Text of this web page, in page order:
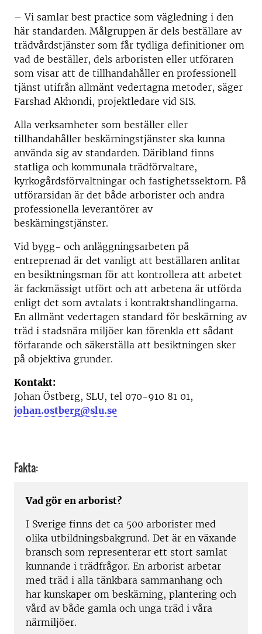
– Vi samlar best practice som vägledning i den
här standarden. Målgruppen är dels beställare av
trädvårdstjänster som får tydliga definitioner om
vad de beställer, dels arboristen eller utföraren
som visar att de tillhandahåller en professionell
tjänst utifrån allmänt vedertagna metoder, säger
Farshad Akhondi, projektledare vid SIS.
Alla verksamheter som beställer eller
tillhandahåller beskärningstjänster ska kunna
använda sig av standarden. Däribland finns
statliga och kommunala trädförvaltare,
kyrkogårdsförvaltningar och fastighetssektorn. På
utförarsidan är det både arborister och andra
professionella leverantörer av
beskärningstjänster.
Vid bygg- och anläggningsarbeten på
entreprenad är det vanligt att beställaren anlitar
en besiktningsman för att kontrollera att arbetet
är fackmässigt utfört och att arbetena är utförda
enligt det som avtalats i kontraktshandlingarna.
En allmänt vedertagen standard för beskärning av
träd i stadsnära miljöer kan förenkla ett sådant
förfarande och säkerställa att besiktningen sker
på objektiva grunder.
Kontakt:
Johan Östberg, SLU, tel 070-910 81 01,
johan.ostberg@slu.se
Fakta:
Vad gör en arborist?
I Sverige finns det ca 500 arborister med
olika utbildningsbakgrund. Det är en växande
bransch som representerar ett stort samlat
kunnande i trädfrågor. En arborist arbetar
med träd i alla tänkbara sammanhang och
har kunskaper om beskärning, plantering och
vård av både gamla och unga träd i våra
närmiljöer.